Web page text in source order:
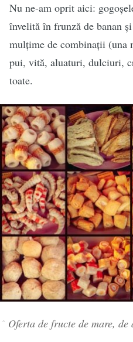
Nu ne-am oprit aici:
învelită în frunză de banan
mulțime de combinații (una
pui, vită, aluaturi, dulciuri,
toate.
Oferta de fructe de mare,